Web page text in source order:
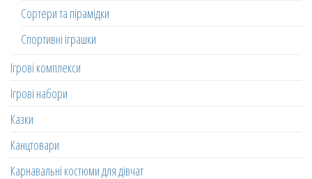
Сортери та пірамідки
Спортивні іграшки
Ігрові комплекси
Ігрові набори
Казки
Канцтовари
Карнавальні костюми для дівчат